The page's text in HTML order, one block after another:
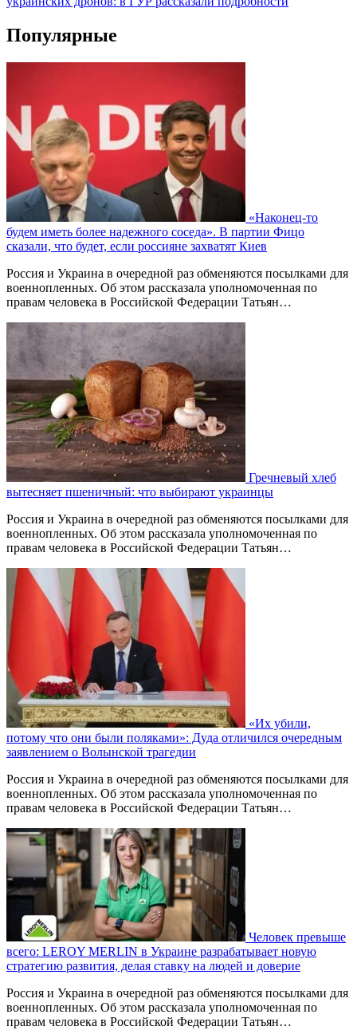
Популярные
«Наконец-то
будем иметь более надежного соседа». В партии Фицо
сказали, что будет, если россияне захватят Киев
Россия и Украина в очередной раз обменяются посылками для
военнопленных. Об этом рассказала уполномоченная по
правам человека в Российской Федерации Татьян…
Гречневый хлеб
вытесняет пшеничный: что выбирают украинцы
Россия и Украина в очередной раз обменяются посылками для
военнопленных. Об этом рассказала уполномоченная по
правам человека в Российской Федерации Татьян…
«Их убили,
потому что они были поляками»: Дуда отличился очередным
заявлением о Волынской трагедии
Россия и Украина в очередной раз обменяются посылками для
военнопленных. Об этом рассказала уполномоченная по
правам человека в Российской Федерации Татьян…
Человек превыше
всего: LEROY MERLIN в Украине разрабатывает новую
стратегию развития, делая ставку на людей и доверие
Россия и Украина в очередной раз обменяются посылками для
военнопленных. Об этом рассказала уполномоченная по
правам человека в Российской Федерации Татьян…